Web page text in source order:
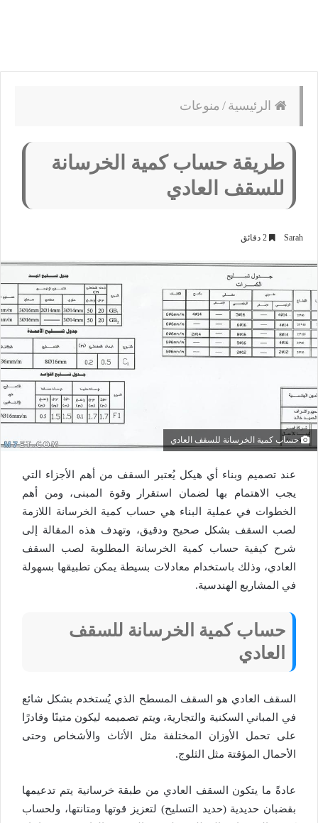
الرئيسية / منوعات
طريقة حساب كمية الخرسانة
للسقف العادي
Sarah
حساب كمية الخرسانة للسقف العادي
عند تصميم وبناء أي هيكل يُعتبر السقف من أهم الأجزاء التي
يجب الاهتمام بها لضمان استقرار وقوة المبنى، ومن أهم
الخطوات في عملية البناء هي حساب كمية الخرسانة اللازمة
لصب السقف بشكل صحيح ودقيق، وتهدف هذه المقالة إلى
شرح كيفية حساب كمية الخرسانة المطلوبة لصب السقف
العادي، وذلك باستخدام معادلات بسيطة يمكن تطبيقها بسهولة
في المشاريع الهندسية.
حساب كمية الخرسانة للسقف
العادي
السقف العادي هو السقف المسطح الذي يُستخدم بشكل شائع
في المباني السكنية والتجارية، ويتم تصميمه ليكون متينًا وقادرًا
على تحمل الأوزان المختلفة مثل الأثاث والأشخاص وحتى
الأحمال المؤقتة مثل الثلوج.
عادةً ما يتكون السقف العادي من طبقة خرسانية يتم تدعيمها
بقضبان حديدية (حديد التسليح) لتعزيز قوتها ومتانتها، ولحساب